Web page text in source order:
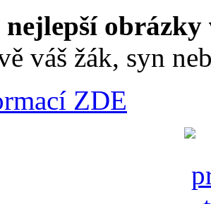
nejlepší obrázky
váš žák, syn
ZDE